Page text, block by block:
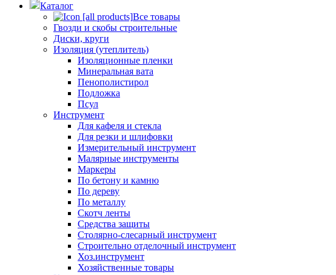
Каталог
Все товары
Гвозди и скобы строительные
Диски, круги
Изоляция (утеплитель)
Изоляционные пленки
Минеральная вата
Пенополистирол
Подложка
Псул
Инструмент
Для кафеля и стекла
Для резки и шлифовки
Измерительный инструмент
Малярные инструменты
Маркеры
По бетону и камню
По дереву
По металлу
Скотч ленты
Средства защиты
Столярно-слесарный инструмент
Строительно отделочный инструмент
Хоз.инструмент
Хозяйственные товары